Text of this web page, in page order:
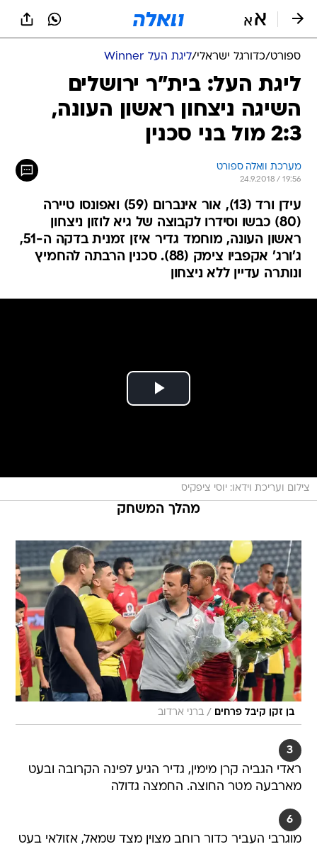
ספורט/כדורגל ישראלי/ליגת העל Winner
ליגת העל: בית"ר ירושלים
השיגה ניצחון ראשון העונה,
2:3 מול בני סכנין
מערכת וואלה ספורט
24.9.2018 / 19:56
עידן ורד (13), אור אינברום (59) ואפונסו טיירה
(80) כבשו וסידרו לקבוצה של גיא לוזון ניצחון
ראשון העונה, מוחמד גדיר איזן זמנית בדקה ה-51,
ג'ורג' אקפביו צימק (88). סכנין הרבתה להחמיץ
ונותרה עדיין ללא ניצחון
צילום ועריכת וידאו: יוסי ציפקיס
מהלך המשחק
בן זקן קיבל פרחים / ברני ארדוב
3
ראדי הגביה קרן מימין, גדיר הגיע לפינה הקרובה ובעט
מארבעה מטר החוצה. החמצה גדולה
6
מוגרבי העביר כדור רוחב מצוין מצד שמאל, אזולאי בעט